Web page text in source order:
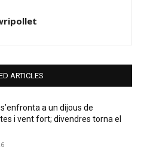
ARTICLES
a un dijous de
i vent fort; divendres torna el